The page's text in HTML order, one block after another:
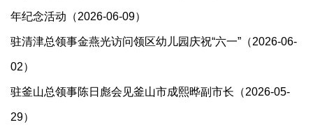
年纪念活动（2026-06-09）
驻清津总领事金燕光访问领区幼儿园庆祝“六一”（2026-06-
02）
驻釜山总领事陈日彪会见釜山市成熙晔副市长（2026-05-
29）